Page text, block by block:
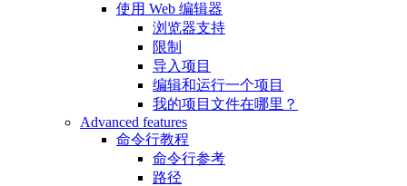
使用 Web 编辑器
浏览器支持
限制
导入项目
编辑和运行一个项目
我的项目文件在哪里？
Advanced features
命令行教程
命令行参考
路径